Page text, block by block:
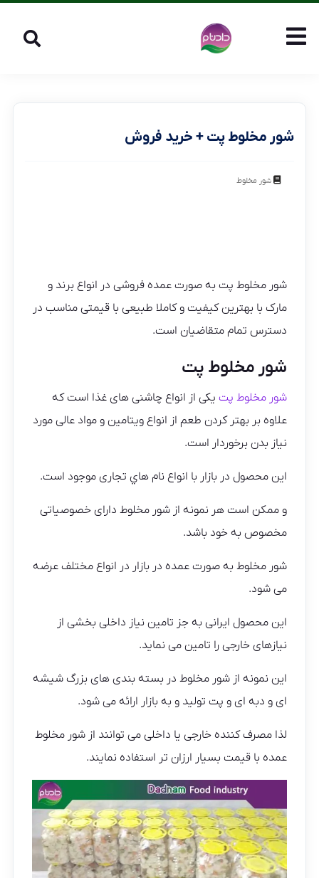
شور مخلوط پت + خرید فروش
شور مخلوط
شور مخلوط پت به صورت عمده فروشی در انواع برند و
مارک با بهترین کیفیت و کاملا طبیعی با قیمتی مناسب در
دسترس تمام متقاضیان است.
شور مخلوط پت
شور مخلوط پت یکی از انواع چاشنی های غذا است که
علاوه بر بهتر کردن طعم از انواع ویتامین و مواد عالی مورد
نیاز بدن برخوردار است.
این محصول در بازار با انواع نام هاي تجاری موجود است.
و ممکن است هر نمونه از شور مخلوط دارای خصوصیاتی
مخصوص به خود باشد.
شور مخلوط به صورت عمده در بازار در انواع مختلف عرضه
می شود.
این محصول ایرانی به جز تامین نیاز داخلی بخشی از
نیازهای خارجی را تامین می نماید.
این نمونه از شور مخلوط در بسته بندی های بزرگ شیشه
ای و دبه ای و پت تولید و به بازار ارائه می شود.
لذا مصرف کننده خارجی یا داخلی می توانند از شور مخلوط
عمده با قیمت بسیار ارزان ‌تر استفاده نمایند.